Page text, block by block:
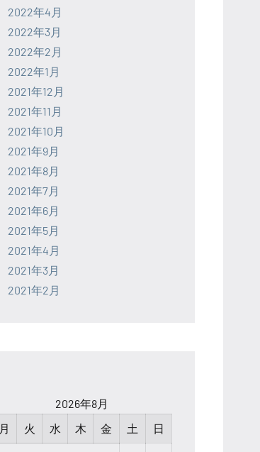
2022年4月
2022年3月
2022年2月
2022年1月
2021年12月
2021年11月
2021年10月
2021年9月
2021年8月
2021年7月
2021年6月
2021年5月
2021年4月
2021年3月
2021年2月
2026年8月
月
火 水 木 金 土 日